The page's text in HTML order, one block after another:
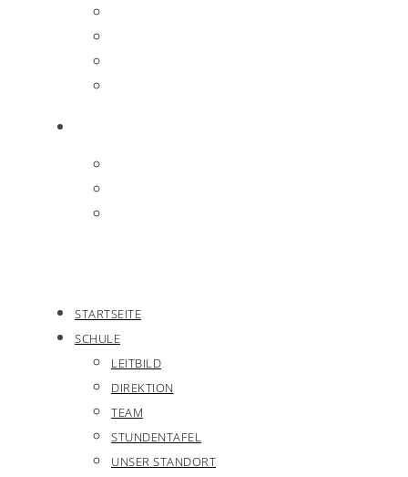
STARTSEITE
SCHULE
LEITBILD
DIREKTION
TEAM
STUNDENTAFEL
UNSER STANDORT